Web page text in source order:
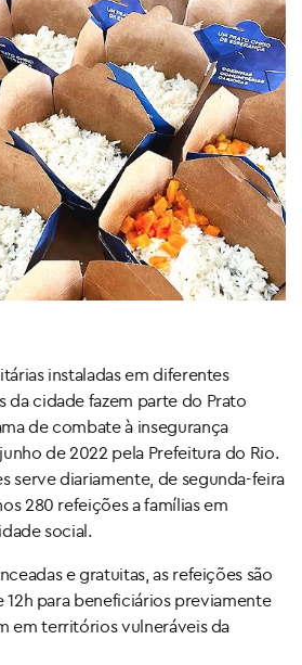
instaladas em diferentes
da cidade fazem parte do Prato
de combate à insegurança
de 2022 pela Prefeitura do Rio.
serve diariamente, de segunda-feira
280 refeições a famílias em
social.
e gratuitas, as refeições são
12h para beneficiários previamente
em territórios vulneráveis da